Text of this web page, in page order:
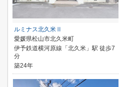
ルミナス北久米Ⅱ
愛媛県松山市北久米町
伊予鉄道横河原線「北久米」駅 徒歩7
分
築24年